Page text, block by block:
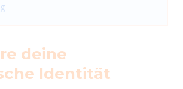
deine
Identität